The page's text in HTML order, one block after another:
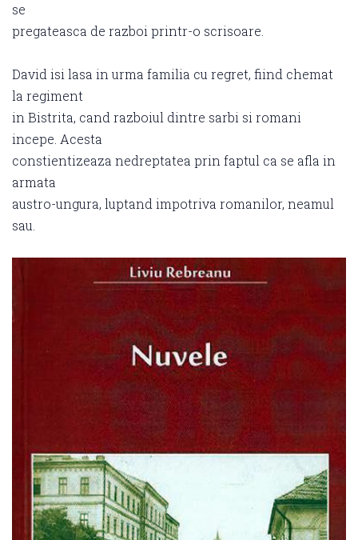
se
pregateasca de razboi printr-o scrisoare.
David isi lasa in urma familia cu regret, fiind chemat
la regiment
in Bistrita, cand razboiul dintre sarbi si romani
incepe. Acesta
constientizeaza nedreptatea prin faptul ca se afla in
armata
austro-ungura, luptand impotriva romanilor, neamul
sau.